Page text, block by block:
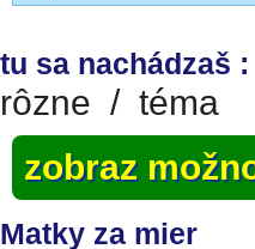
tu sa nachádzaš :
rôzne / téma
zobraz
Matky za mier